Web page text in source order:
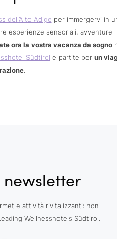
dell’Alto Adige per immergervi in
esperienze sensoriali, avventure
ora la vostra vacanza da sogno
Südtirol e partite per un
.
e attività rivitalizzanti: non
Wellnesshotels Südtirol.